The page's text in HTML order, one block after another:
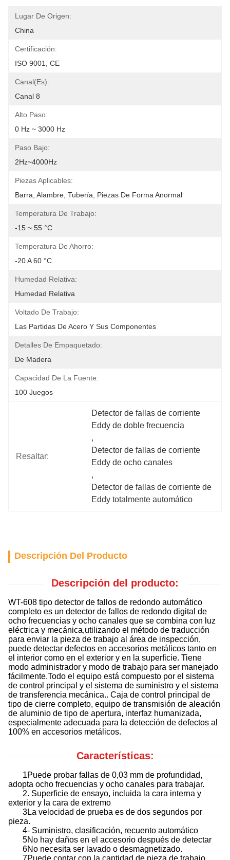
Lugar De Origen:
China
Certificación:
ISO 9001, CE
Canal(es):
Canal 8
Alto Paso:
0 Hz ~ 3000 Hz
Paso Bajo:
2Hz~4000Hz
Piezas Aplicables:
Barra, Alambre, Tubería, Piezas De Forma Anormal
Temperatura De Trabajo:
-15 ~ 55 °C
Temperatura De Ahorro:
-20 A 60 °C
Humedad Relativa:
Humedad Relativa
Voltado De Trabajo:
Las Partidas De Acero Y Sus Componentes
Detalles De Empaquetado:
De Madera
Capacidad De La Fuente:
100 Juegos
Resaltar:
Detector de fallas de corriente
Eddy de doble frecuencia
,
Detector de fallas de corriente
Eddy de ocho canales
,
Detector de fallas de corriente de
Eddy totalmente automático
Descripción Del Producto
Descripción del producto:
WT-608 tipo detector de fallos de redondo automático
completo es un detector de fallos de redondo digital de
ocho frecuencias y ocho canales que se combina con luz
eléctrica y mecánica,utilizando el método de traducción
para enviar la pieza de trabajo al área de inspección,
puede detectar defectos en accesorios metálicos tanto en
el interior como en el exterior y en la superficie. Tiene
modo administrador y modo de trabajo para ser manejado
fácilmente.Todo el equipo está compuesto por el sistema
de control principal y el sistema de suministro y el sistema
de transferencia mecánica.. Caja de control principal de
tipo de cierre completo, equipo de transmisión de aleación
de aluminio de tipo de apertura, interfaz humanizada,
especialmente adecuada para la detección de defectos al
100% en accesorios metálicos.
Características:
1Puede probar fallas de 0,03 mm de profundidad,
adopta ocho frecuencias y ocho canales para trabajar.
2. Superficie de ensayo, incluida la cara interna y
exterior y la cara de extremo
3La velocidad de prueba es de dos segundos por
pieza.
4- Suministro, clasificación, recuento automático
5No hay daños en el accesorio después de detectar
6No necesita ser lavado o desmagnetizado.
7Puede contar con la cantidad de pieza de trabajo,